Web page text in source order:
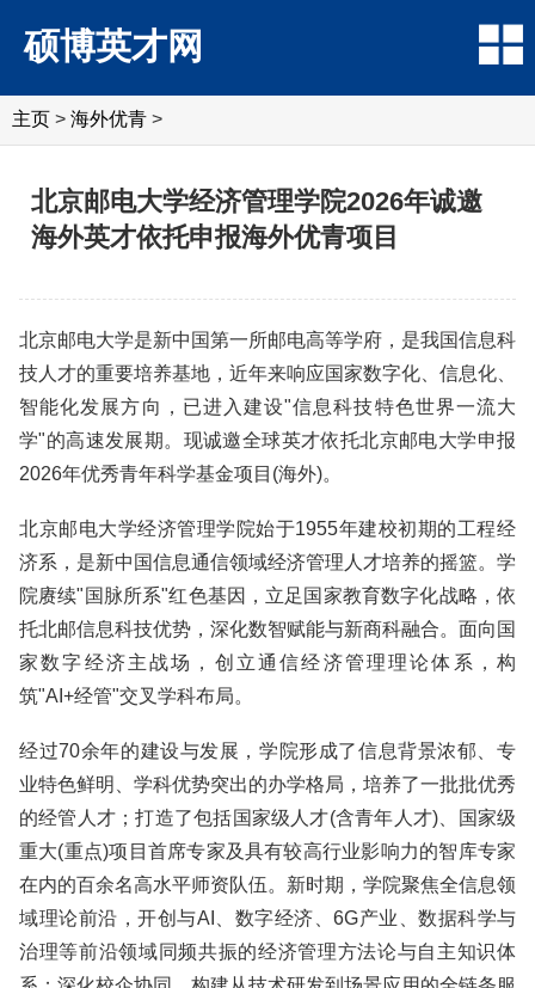
硕博英才网
主页 > 海外优青 >
北京邮电大学经济管理学院2026年诚邀
海外英才依托申报海外优青项目
北京邮电大学是新中国第一所邮电高等学府，是我国信息科
技人才的重要培养基地，近年来响应国家数字化、信息化、
智能化发展方向，已进入建设"信息科技特色世界一流大
学"的高速发展期。现诚邀全球英才依托北京邮电大学申报
2026年优秀青年科学基金项目(海外)。
北京邮电大学经济管理学院始于1955年建校初期的工程经
济系，是新中国信息通信领域经济管理人才培养的摇篮。学
院赓续"国脉所系"红色基因，立足国家教育数字化战略，依
托北邮信息科技优势，深化数智赋能与新商科融合。面向国
家数字经济主战场，创立通信经济管理理论体系，构
筑"AI+经管"交叉学科布局。
经过70余年的建设与发展，学院形成了信息背景浓郁、专
业特色鲜明、学科优势突出的办学格局，培养了一批批优秀
的经管人才；打造了包括国家级人才(含青年人才)、国家级
重大(重点)项目首席专家及具有较高行业影响力的智库专家
在内的百余名高水平师资队伍。新时期，学院聚焦全信息领
域理论前沿，开创与AI、数字经济、6G产业、数据科学与
治理等前沿领域同频共振的经济管理方法论与自主知识体